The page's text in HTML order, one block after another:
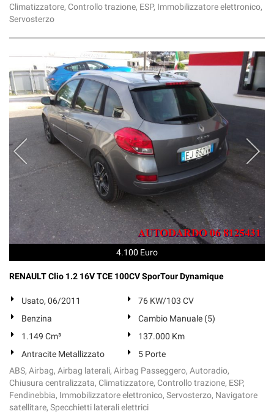
Climatizzatore, Controllo trazione, ESP, Immobilizzatore elettronico,
Servosterzo
4.100 Euro
RENAULT Clio 1.2 16V TCE 100CV SporTour Dynamique
Usato, 06/2011
76 KW/103 CV
Benzina
Cambio Manuale (5)
1.149 Cm³
137.000 Km
Antracite Metallizzato
5 Porte
ABS, Airbag, Airbag laterali, Airbag Passeggero, Autoradio,
Chiusura centralizzata, Climatizzatore, Controllo trazione, ESP,
Fendinebbia, Immobilizzatore elettronico, Servosterzo, Navigatore
satellitare, Specchietti laterali elettrici